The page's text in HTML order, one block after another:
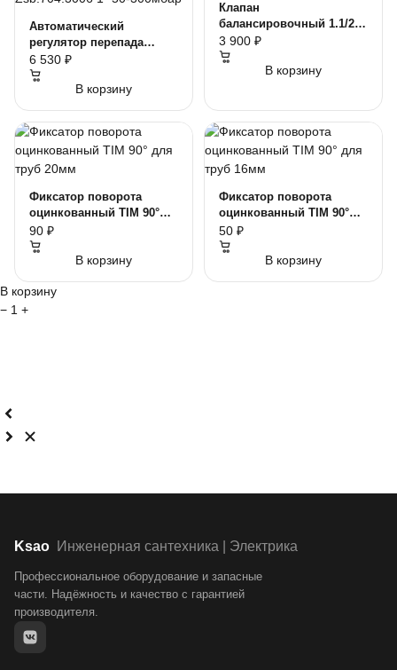
Автоматический
регулятор перепада
давления Zeissler
Zsb.704.3006 1" 50-
300мбар
6 530 ₽
В корзину
Клапан
балансировочный 1.1/2",
Zeissler
3 900 ₽
В корзину
Фиксатор поворота
оцинкованный TIM 90°
для труб 20мм
90 ₽
В корзину
Фиксатор поворота
оцинкованный TIM 90°
для труб 16мм
50 ₽
В корзину
В корзину
− 1 +
Ksao Инженерная сантехника | Электрика
Профессиональное оборудование и запасные
части. Надёжность и качество с гарантией
производителя.